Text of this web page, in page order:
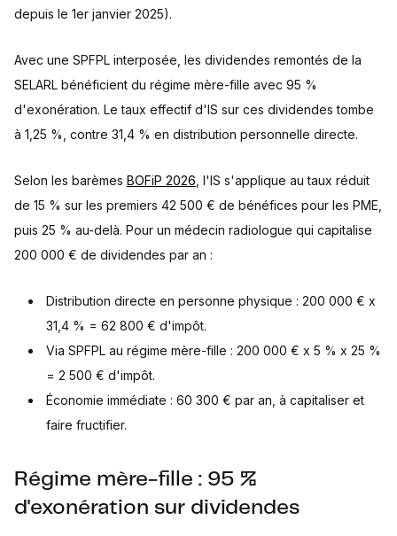
depuis le 1er janvier 2025).
Avec une SPFPL interposée, les dividendes remontés de la
SELARL bénéficient du régime mère-fille avec 95 %
d'exonération. Le taux effectif d'IS sur ces dividendes tombe
à 1,25 %, contre 31,4 % en distribution personnelle directe.
Selon les barèmes BOFiP 2026 , l'IS s'applique au taux réduit
de 15 % sur les premiers 42 500 € de bénéfices pour les PME,
puis 25 % au-delà. Pour un médecin radiologue qui capitalise
200 000 € de dividendes par an :
Distribution directe en personne physique : 200 000 € x
31,4 % = 62 800 € d'impôt.
Via SPFPL au régime mère-fille : 200 000 € x 5 % x 25 %
= 2 500 € d'impôt.
Économie immédiate : 60 300 € par an, à capitaliser et
faire fructifier.
Régime mère-fille : 95 %
d'exonération sur dividendes